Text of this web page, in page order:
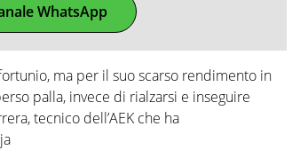
WhatsApp
ma per il suo scarso rendimento in
palla, invece di rialzarsi e inseguire
tecnico dell’AEK che ha